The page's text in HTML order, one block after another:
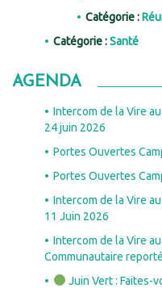
Catégorie :
Catégorie :Santé
AGENDA
Intercom de la Vire
24 juin 2026
Portes Ouvertes
Portes Ouvertes
Intercom de la Vire
11 Juin 2026
Intercom de la Vire
Communautaire
Juin Vert : Faites-